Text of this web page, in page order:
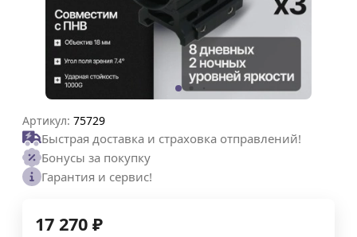
Артикул: 75729
Быстрая доставка и страховка отправлений!
Бонусы за покупку
Гарантия и сервис!
17 270 ₽